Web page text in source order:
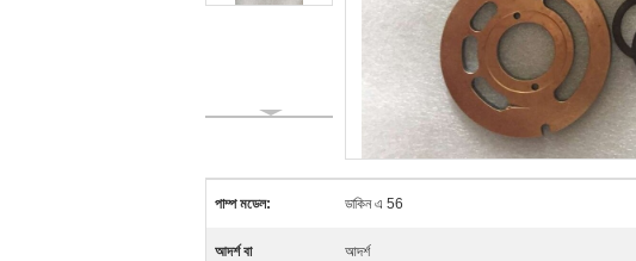
পাম্প মডেল: ডাকিন এ 56
আদর্শ বা
আদর্শ